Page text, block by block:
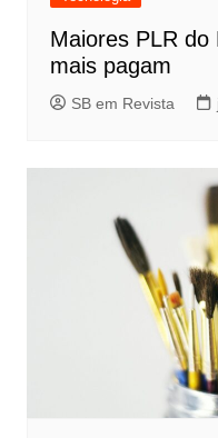
Maiores PLR do
mais pagam
SB em Revista